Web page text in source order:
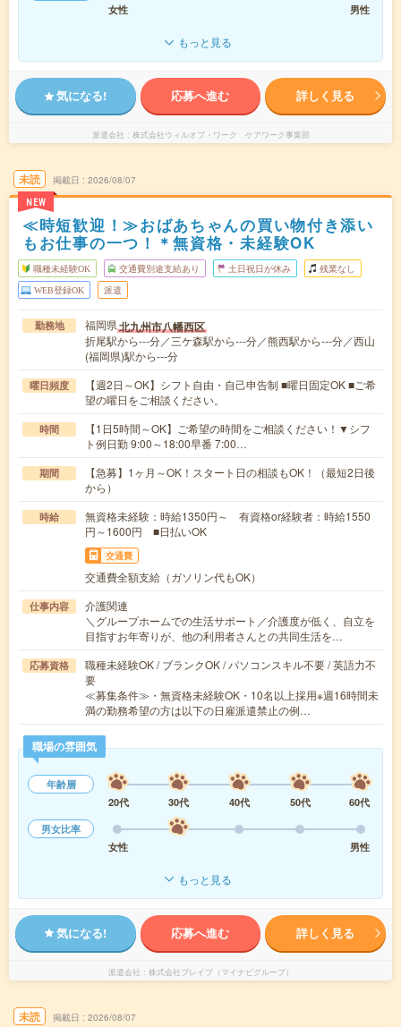
女性
男性
もっと見る
気になる! 応募へ進む 詳しく見る
派遣会社 株式会社ウィルオブ・ワーク ケアワーク事業部
未読
NEW
掲載日 2026/08/07
≪時短歓迎！≫おばあちゃんの買い物付き添い
もお仕事の一つ！＊無資格・未経験OK
職種未経験OK 交通費別途支給あり 土日祝日が休み 残業なし
WEB登録OK 派遣
勤務地 福岡県北九州市八幡西区
折尾駅から---分／三ケ森駅から---分／熊西駅から---分／西山
(福岡県)駅から---分
曜日頻度
【週2日～OK】シフト自由・自己申告制 ■曜日固定OK ■ご希
望の曜日をご相談ください。
時間
【1日5時間～OK】ご希望の時間をご相談ください！▼シフ
ト例日勤 9:00～18:00早番 7:00…
期間
【急募】1ヶ月～OK！スタート日の相談もOK！（最短2日後
から）
時給
無資格未経験：時給1350円～ 有資格or経験者：時給1550
円～1600円 ■日払いOK
交通費
交通費全額支給（ガソリン代もOK）
仕事内容
介護関連
＼グループホームでの生活サポート／介護度が低く、自立を
目指すお年寄りが、他の利用者さんとの共同生活を…
応募資格
職種未経験OK / ブランクOK / パソコンスキル不要 / 英語力不
要
≪募集条件≫・無資格未経験OK・10名以上採用※週16時間未
満の勤務希望の方は以下の日雇派遣禁止の例…
職場の雰囲気
年齢層
20代
30代 40代 50代
60代
男女比率
女性
男性
もっと見る
気になる! 応募へ進む 詳しく見る
派遣会社 株式会社ブレイブ（マイナビグループ）
未読 掲載日 2026/08/07